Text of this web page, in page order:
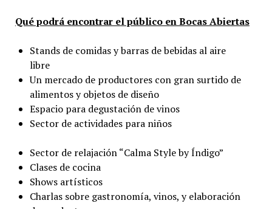
Qué podrá encontrar el público en Bocas Abiertas
Stands de comidas y barras de bebidas al aire
libre
Un mercado de productores con gran surtido de
alimentos y objetos de diseño
Espacio para degustación de vinos
Sector de actividades para niños
Sector de relajación “Calma Style by Índigo”
Clases de cocina
Shows artísticos
Charlas sobre gastronomía, vinos, y elaboración